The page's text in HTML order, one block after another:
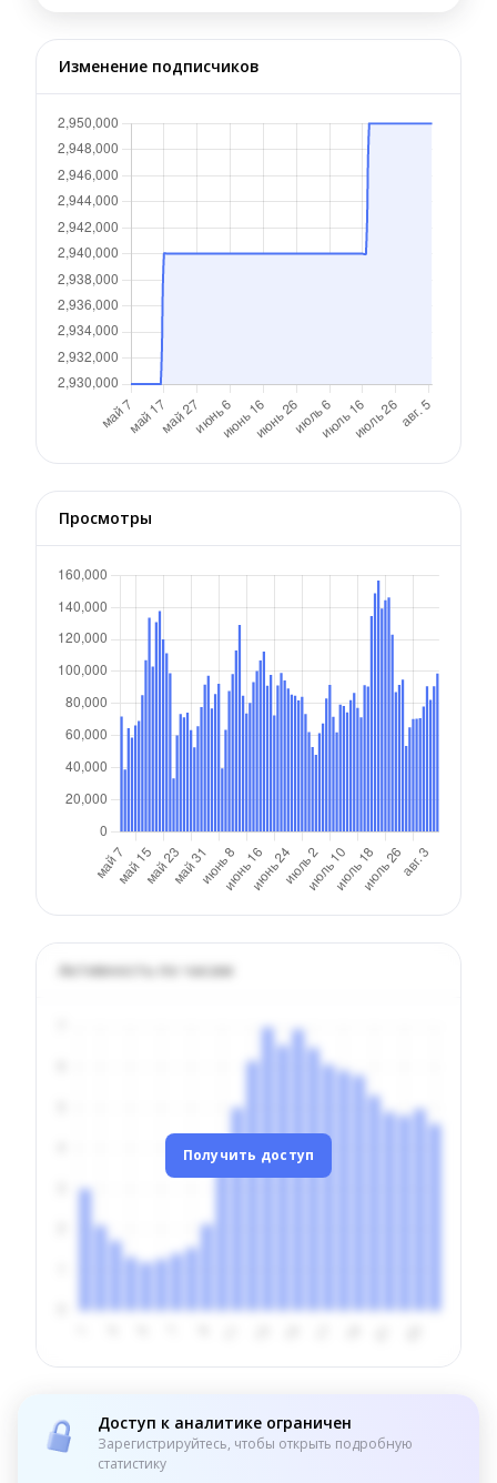
Изменение подписчиков
Просмотры
Активность по часам
Получить доступ
Доступ к аналитике ограничен
Зарегистрируйтесь, чтобы открыть подробную
статистику